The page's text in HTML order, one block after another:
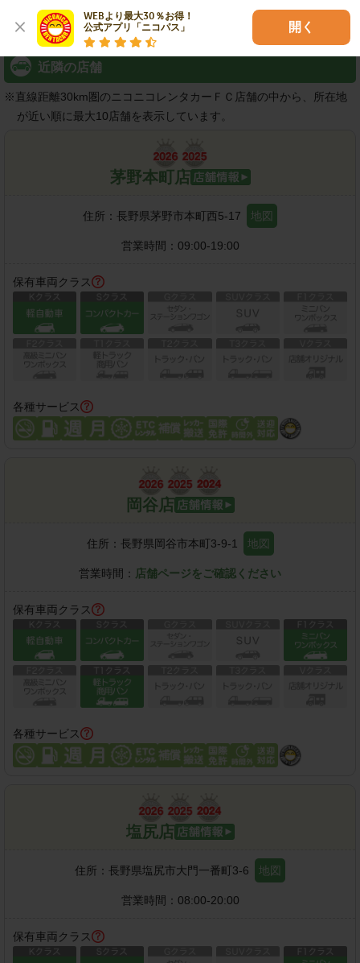
WEBより最大30％お得！
公式アプリ「ニコパス」
開く
近隣の店舗
※直線距離30km圏のニコニコレンタカーＦＣ店舗の中から、所在地
が近い順に最大10店舗を表示しています。
茅野本町店
住所： 長野県茅野市本町西5-17 地図
営業時間： 09:00-19:00
保有車両クラス
各種サービス
岡谷店
住所： 長野県岡谷市本町3-9-1 地図
営業時間： 店舗ページをご確認ください
保有車両クラス
各種サービス
塩尻店
住所： 長野県塩尻市大門一番町3-6 地図
営業時間： 08:00-20:00
保有車両クラス